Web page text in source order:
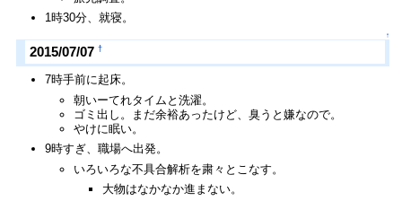
1時30分、就寝。
↑
2015/07/07 †
7時手前に起床。
朝いーてれタイムと洗濯。
ゴミ出し。まだ余裕あったけど、臭うと嫌なので。
やけに眠い。
9時すぎ、職場へ出発。
いろいろな不具合解析を粛々とこなす。
大物はなかなか進まない。